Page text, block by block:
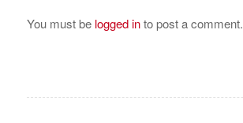
You must be logged into post a comment.